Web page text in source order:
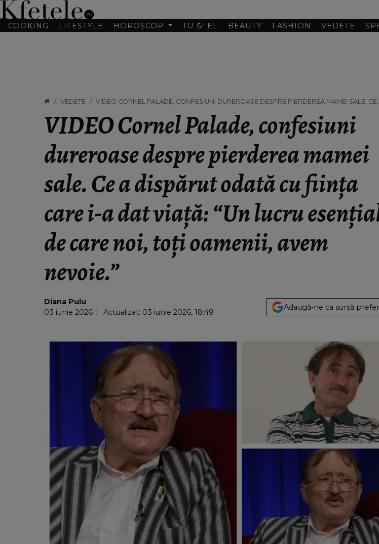
COOKING LIFESTYLE HOROSCOP TU ȘI EL BEAUTY FASHION VEDETE
VEDETE
VIDEO CORNEL PALADE, CONFESIUNI DUREROASE DESPRE PIERDEREA MAMEI SALE. CE
VIDEO Cornel Palade, confesiuni
dureroase despre pierderea mamei
sale. Ce a dispărut odată cu ființa
care i-a dat viață: “Un lucru
de care noi, toți oamenii, avem
nevoie.”
Diana Puiu
03 iunie 2026
Actualizat: 03 iunie 2026, 18:49
Adaugă-ne ca sursă